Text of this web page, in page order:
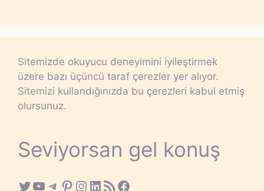
Sitemizde okuyucu deneyimini iyileştirmek
üzere bazı üçüncü taraf çerezler yer alıyor.
Sitemizi kullandığınızda bu çerezleri kabul etmiş
olursunuz.
Seviyorsan gel konuş
Twitter
YouTube
Telegram
Pinterest
Instagram
LinkedIn
RSS FeedFacebook